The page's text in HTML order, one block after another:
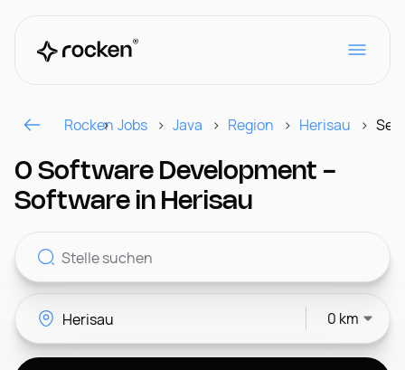
Für Arbeitgeber
Kontakt
CH
Rocken Jobs Java Region Herisau
0 Software Development -
Software in Herisau
0 km